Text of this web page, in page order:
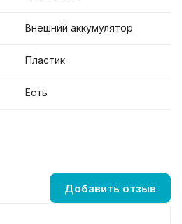
Внешний аккумулятор
Пластик
Есть
Добавить отзыв